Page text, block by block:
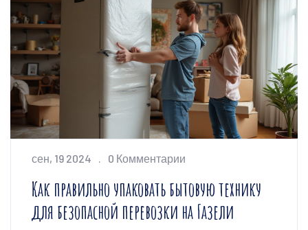
грузов и влиянию различных факторов на
её характеристики. Даны советы по
оптимизации загрузки и безопасной
эксплуатации, чтобы гарантировать
безаварийную перевозку. Подробно
обсуждаются различные аспекты
эксплуатации Газели для успешного
осуществления грузоперевозок.
сен, 19 2024 0 Комментарии
Как правильно упаковать бытовую технику
для безопасной перевозки на Газели